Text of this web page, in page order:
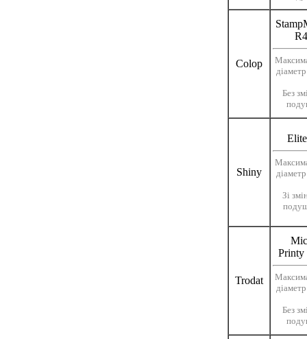
Colop
Без
Shiny
Зі
Trodat
Printy
Без